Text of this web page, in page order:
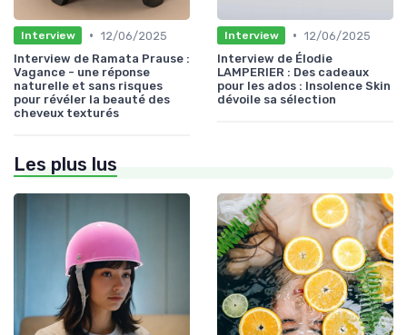
Interview • 12/06/2025
Interview de Ramata Prause :
Vagance - une réponse
naturelle et sans risques
pour révéler la beauté des
cheveux texturés
Interview • 12/06/2025
Interview de Élodie
LAMPERIER : Des cadeaux
pour les ados : Insolence Skin
dévoile sa sélection
Les plus lus